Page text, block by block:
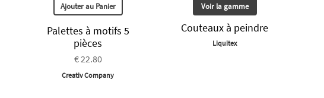
Ajouter au Panier
Palettes à motifs 5
pièces
€ 22.80
Creativ Company
Voir la gamme
Couteaux à peindre
Liquitex